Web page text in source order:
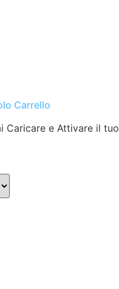
Carrello
Caricare e Attivare il tuo